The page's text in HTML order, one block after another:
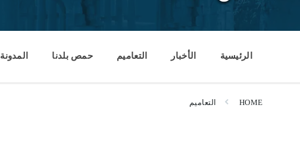
الرئيسية الأخبار التعاميم حمص بلدنا المدونة
HOME التعاميم